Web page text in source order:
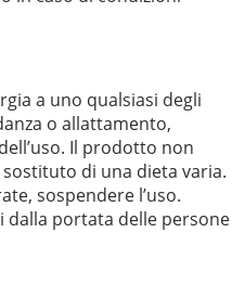
a uno qualsiasi degli
o allattamento,
Il prodotto non
di una dieta varia.
sospendere l’uso.
portata delle persone